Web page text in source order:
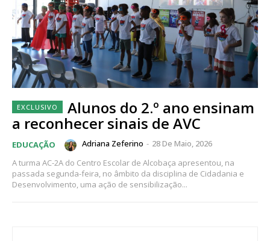
Alunos do 2.º ano ensinam
a reconhecer sinais de AVC
EDUCAÇÃO Adriana Zeferino - 28 De Maio, 2026
A turma AC-2A do Centro Escolar de Alcobaça apresentou, na
passada segunda-feira, no âmbito da disciplina de Cidadania e
Desenvolvimento, uma ação de sensibilização...